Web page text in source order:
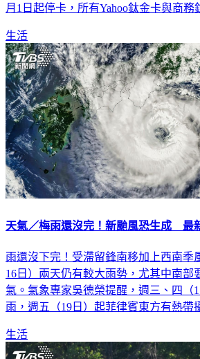
月1日起停卡，所有Yahoo鈦金卡與商務
生活
天氣／梅雨還沒完！新颱風恐生成 最
雨還沒下完！受滯留鋒南移加上西南季
16日）兩天仍有較大雨勢，尤其中南部
氣。氣象專家吳德榮提醒，週三、四（
雨，週五（19日）起菲律賓東方有熱帶
生活